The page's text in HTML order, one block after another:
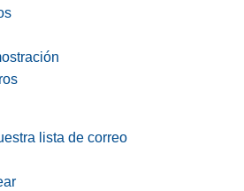
lista de correo